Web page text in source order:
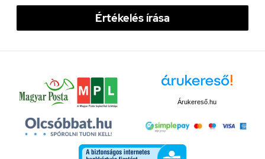
Értékelés írása
Árukereső.hu